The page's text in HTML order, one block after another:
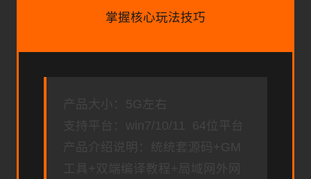
掌握核心玩法技巧
产品大小：5G左右
支持平台：win7/10/11 64位平台
产品介绍说明：统统套源码+GM
工具+双端编译教程+局域网外网